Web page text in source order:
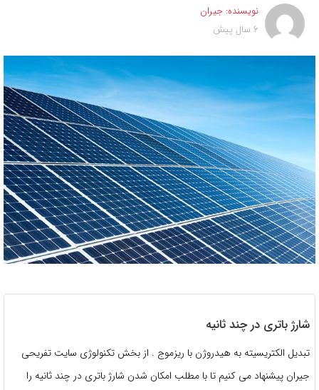
نویسنده: جیران
6 سال پیش
شارژ باتری در چند ثانیه
تبدیل الکتریسیته به هیدروژن با ریزموج . از بخش تکنولوژی سایت تفریحی
جیران پیشنهاد می کنیم تا با مطلب امکان شدن شارژ باتری در چند ثانیه را